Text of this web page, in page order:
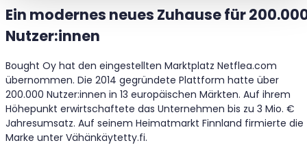
Ein modernes neues Zuhause für
Nutzer:innen
Bought Oy hat den eingestellten Marktplatz Netflea.com
übernommen. Die 2014 gegründete Plattform hatte über
200.000 Nutzer:innen in 13 europäischen Märkten. Auf ihrem
Höhepunkt erwirtschaftete das Unternehmen bis zu 3 Mio. €
Jahresumsatz. Auf seinem Heimatmarkt Finnland firmierte die
Marke unter Vähänkäytetty.fi.